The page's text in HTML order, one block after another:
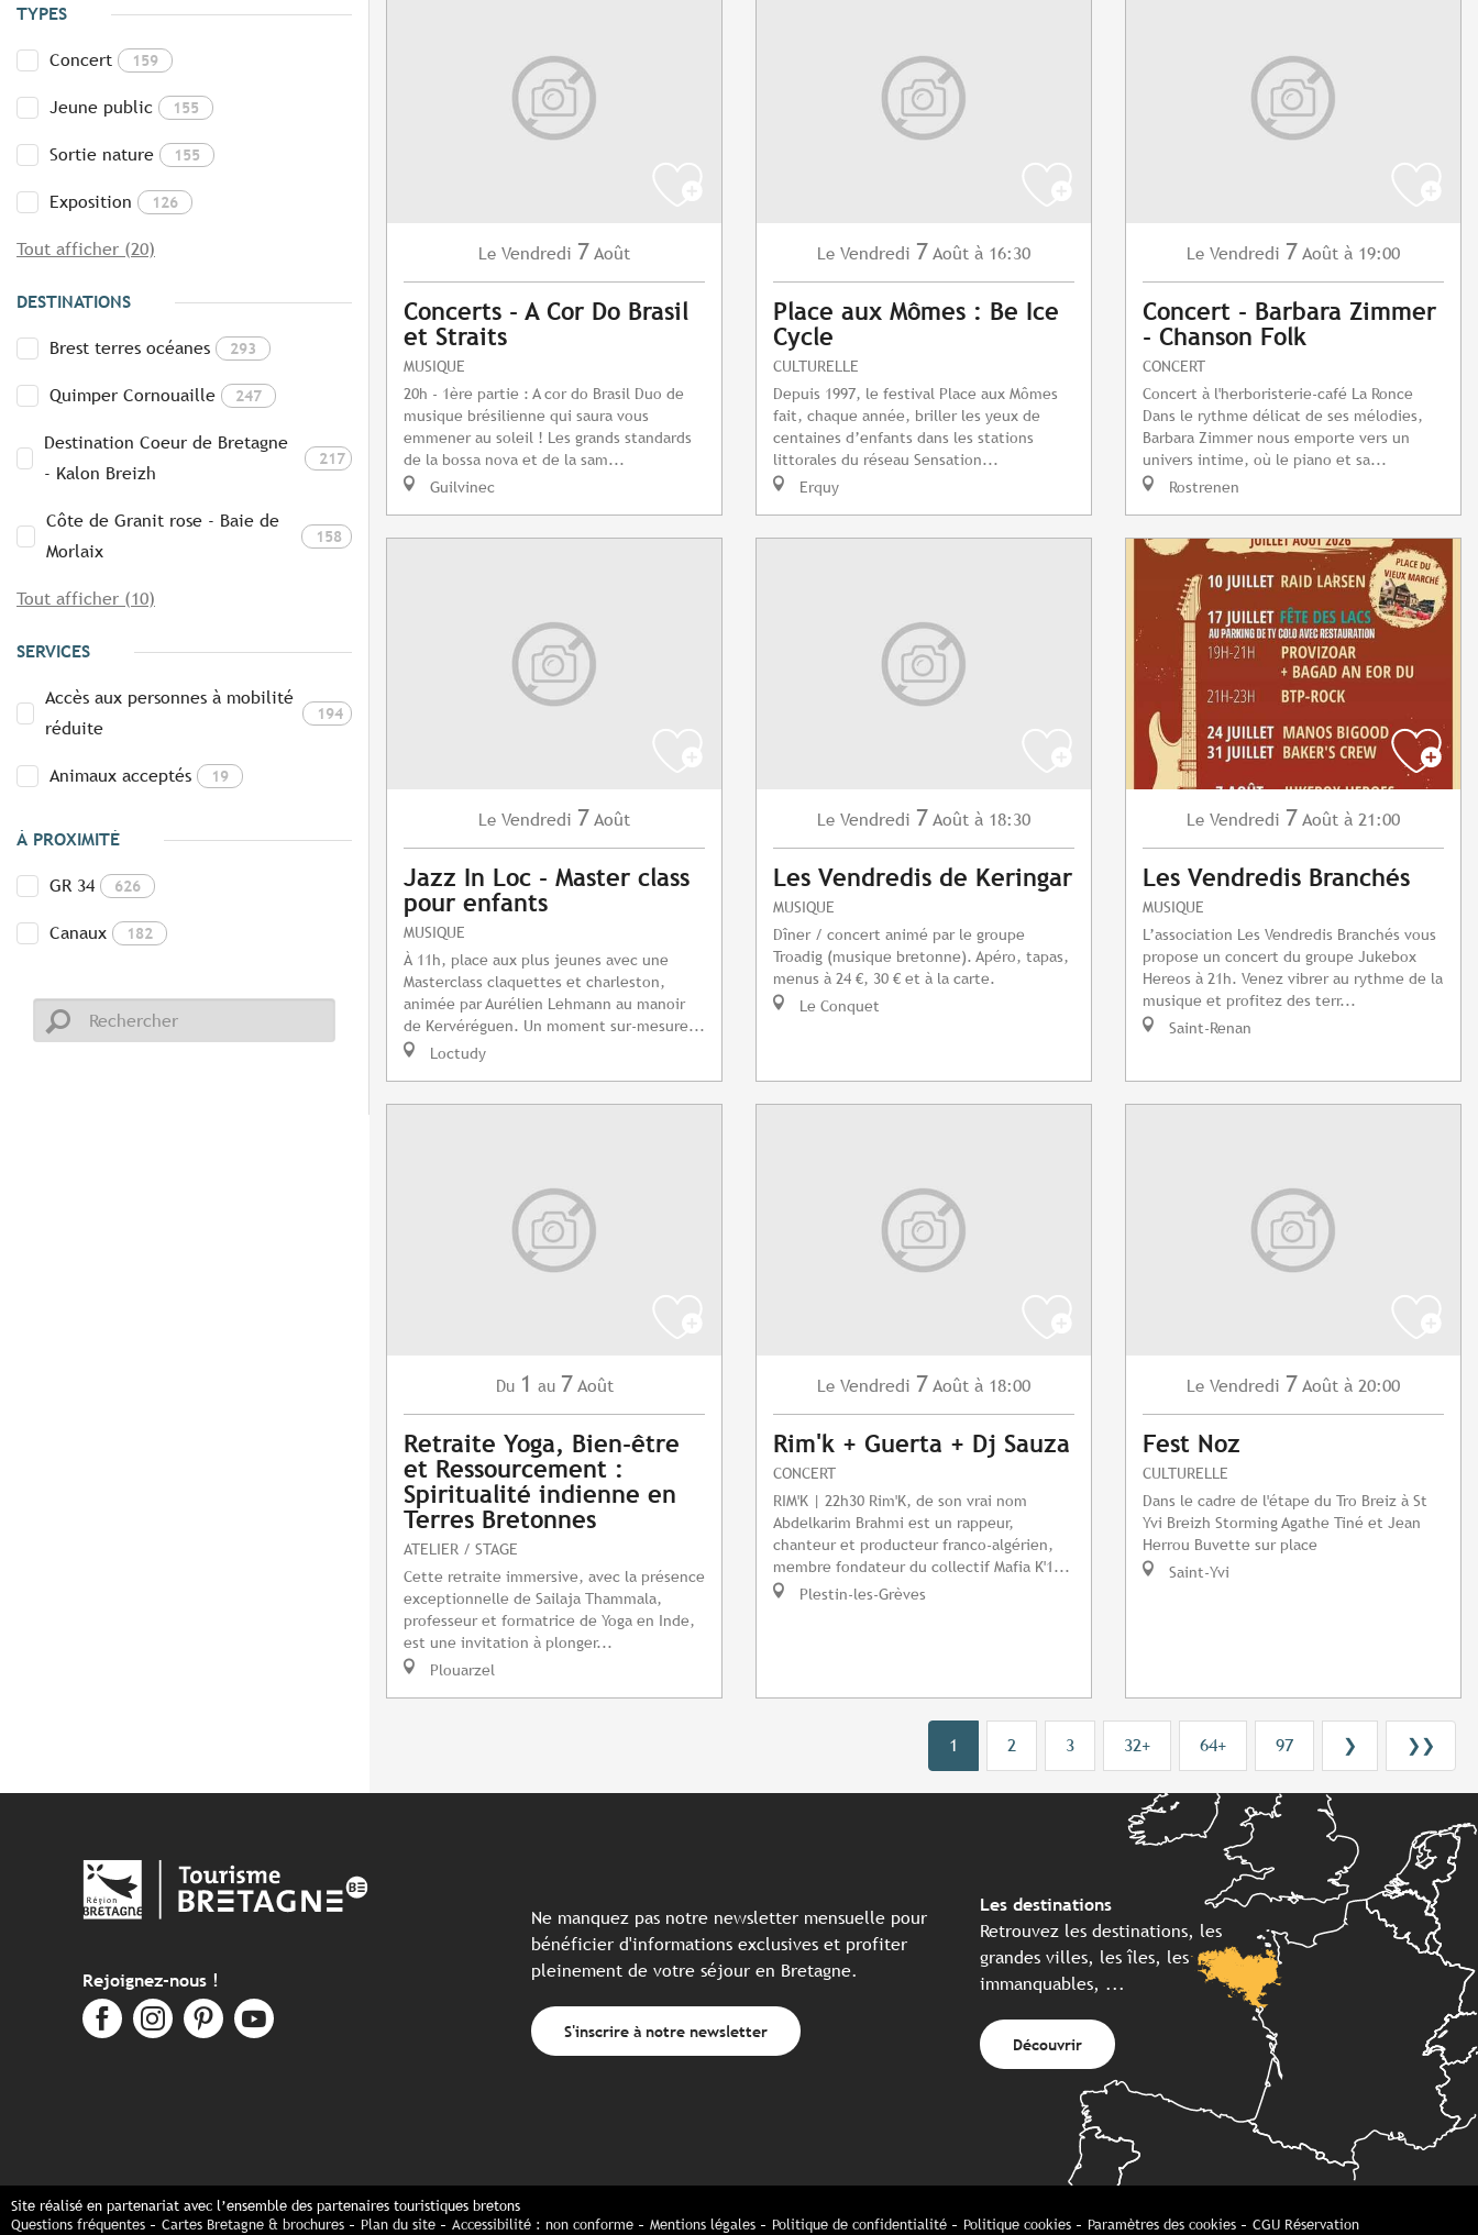
TYPES
Concert 159
Jeune public 155
Sortie nature 155
Exposition 126
Tout afficher (20)
DESTINATIONS
Brest terres océanes 293
Quimper Cornouaille 247
Destination Coeur de Bretagne
- Kalon Breizh
217
Côte de Granit rose - Baie de
Morlaix
158
Tout afficher (10)
SERVICES
Accès aux personnes à mobilité
réduite
194
Animaux acceptés 19
À PROXIMITÉ
GR 34 626
Canaux 182
Le Vendredi 7 Août
Concerts - A Cor Do Brasil
et Straits
MUSIQUE
20h - 1ère partie : A cor do Brasil Duo de
musique brésilienne qui saura vous
emmener au soleil ! Les grands standards
de la bossa nova et de la sam...
Guilvinec
Le Vendredi 7 Août à 16:30
Place aux Mômes : Be Ice
Cycle
CULTURELLE
Depuis 1997, le festival Place aux Mômes
fait, chaque année, briller les yeux de
centaines d’enfants dans les stations
littorales du réseau Sensation...
Erquy
Le Vendredi 7 Août à 19:00
Concert - Barbara Zimmer
- Chanson Folk
CONCERT
Concert à l'herboristerie-café La Ronce
Dans le rythme délicat de ses mélodies,
Barbara Zimmer nous emporte vers un
univers intime, où le piano et sa...
Rostrenen
Le Vendredi 7 Août
Jazz In Loc - Master class
pour enfants
MUSIQUE
À 11h, place aux plus jeunes avec une
Masterclass claquettes et charleston,
animée par Aurélien Lehmann au manoir
de Kervéréguen. Un moment sur-mesure...
Loctudy
Le Vendredi 7 Août à 18:30
Les Vendredis de Keringar
MUSIQUE
Dîner / concert animé par le groupe
Troadig (musique bretonne). Apéro, tapas,
menus à 24 €, 30 € et à la carte.
Le Conquet
Le Vendredi 7 Août à 21:00
Les Vendredis Branchés
MUSIQUE
L’association Les Vendredis Branchés vous
propose un concert du groupe Jukebox
Hereos à 21h. Venez vibrer au rythme de la
musique et profitez des terr...
Saint-Renan
Du 1 au 7 Août
Retraite Yoga, Bien-être
et Ressourcement :
Spiritualité indienne en
Terres Bretonnes
ATELIER / STAGE
Cette retraite immersive, avec la présence
exceptionnelle de Sailaja Thammala,
professeur et formatrice de Yoga en Inde,
est une invitation à plonger...
Plouarzel
Le Vendredi 7 Août à 18:00
Rim'k + Guerta + Dj Sauza
CONCERT
RIM'K | 22h30 Rim'K, de son vrai nom
Abdelkarim Brahmi est un rappeur,
chanteur et producteur franco-algérien,
membre fondateur du collectif Mafia K'1...
Plestin-les-Grèves
Le Vendredi 7 Août à 20:00
Fest Noz
CULTURELLE
Dans le cadre de l'étape du Tro Breiz à St
Yvi Breizh Storming Agathe Tiné et Jean
Herrou Buvette sur place
Saint-Yvi
1 2 3 32+ 64+ 97 ❯ ❯❯
Rejoignez-nous !
Ne manquez pas notre newsletter mensuelle pour
bénéficier d'informations exclusives et profiter
pleinement de votre séjour en Bretagne.
S'inscrire à notre newsletter
Les destinations
Retrouvez les destinations, les
grandes villes, les îles, les
immanquables, ...
Découvrir
Site réalisé en partenariat avec l’ensemble des partenaires touristiques bretons
Questions fréquentes
Cartes Bretagne & brochures Plan du site Accessibilité : non conforme Mentions légales Politique de confidentialité Politique cookies Paramètres des cookies CGU Réservation